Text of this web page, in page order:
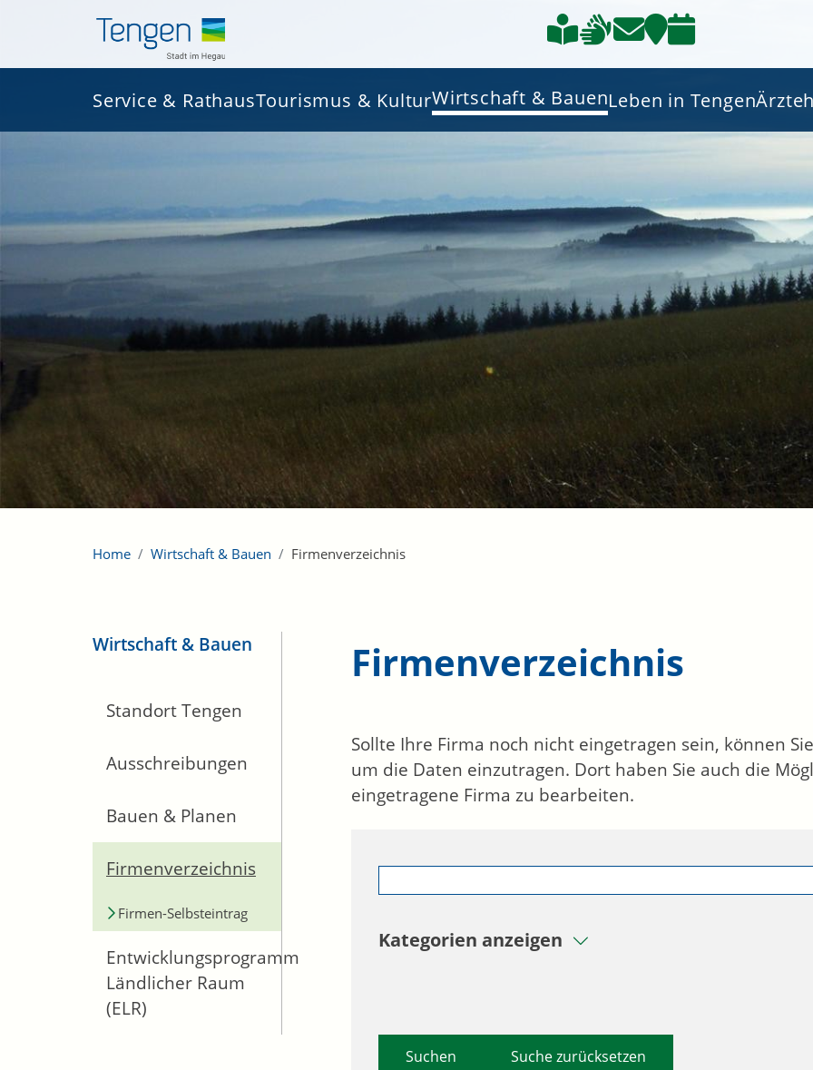
Service & RathausTourismus & KulturWirtschaft & BauenLeben in Tengen
Home Wirtschaft & Bauen Firmenverzeichnis
Wirtschaft & Bauen
Standort Tengen
Ausschreibungen
Bauen & Planen
Firmenverzeichnis
Firmen-Selbsteintrag
Entwicklungsprogramm
Ländlicher Raum
(ELR)
Firmenverzeichnis
Sollte Ihre Firma noch nicht eingetragen sein, können
um die Daten einzutragen. Dort haben Sie auch die
eingetragene Firma zu bearbeiten.
Kategorien anzeigen
Suche zurücksetzen